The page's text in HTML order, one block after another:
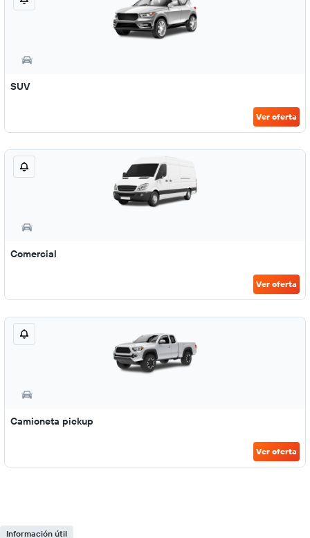
SUV
Ver oferta
Comercial
Ver oferta
Camioneta pickup
Ver oferta
Información útil